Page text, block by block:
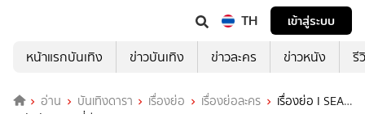
TH
เข้าสู่ระบบ
หน้าแรกบันเทิง
ข่าวบันเทิง ข่าวละคร ข่าวหนัง รี
อ่าน บันเทิงดารา เรื่องย่อ เรื่องย่อละคร
เรื่องย่อ I SEA